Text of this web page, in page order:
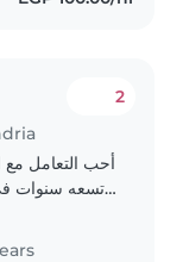
2
أحب التعامل مع
تسعه سنوات
الخبرة